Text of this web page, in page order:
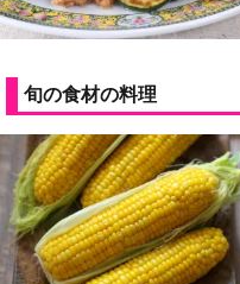
旬の食材の料理